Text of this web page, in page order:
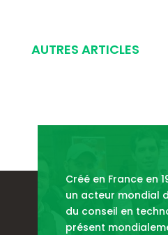
AUTRES ARTICLES
Créé en France en
un acteur mondial
du conseil en
présent